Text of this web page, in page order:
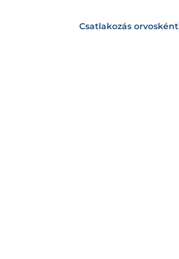
Csatlakozás orvosként